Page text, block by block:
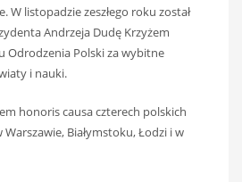
W listopadzie zeszłego roku został
Andrzeja Dudę Krzyżem
Odrodzenia Polski za wybitne
i nauki.
honoris causa czterech polskich
Białymstoku, Łodzi i w